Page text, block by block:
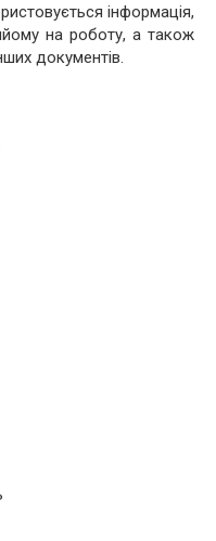
інформація,
на роботу, а також
документів.